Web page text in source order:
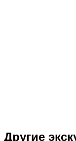
Другие